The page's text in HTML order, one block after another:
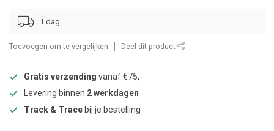
1 dag
Toevoegen om te vergelijken Deel dit product
Gratis verzending vanaf €75,-
Levering binnen 2 werkdagen
Track & Trace bij je bestelling